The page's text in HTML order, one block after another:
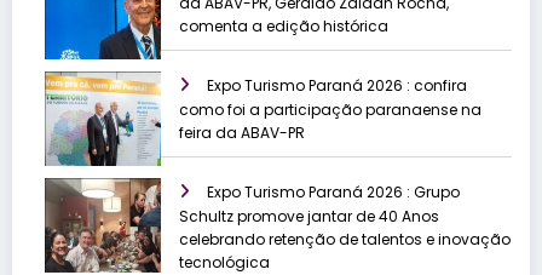
comenta a edição histórica
Expo Turismo Paraná 2026 : confira
como foi a participação paranaense na
feira da ABAV-PR
Expo Turismo Paraná 2026 : Grupo
Schultz promove jantar de 40 Anos
celebrando retenção de talentos e inovação
tecnológica